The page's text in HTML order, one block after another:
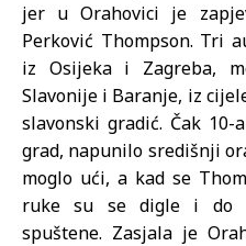
jer u Orahovici je
Perković Thompson. Tri
iz Osijeka i Zagreba,
Slavonije i Baranje, iz
slavonski gradić. Čak
grad, napunilo središnji
moglo ući, a kad se
ruke su se digle i do
spuštene. Zasjala je